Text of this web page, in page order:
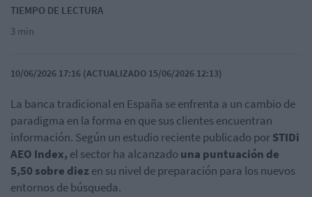
TIEMPO DE LECTURA
3 min
10/06/2026 17:16 (ACTUALIZADO 15/06/2026 12:13)
La banca tradicional en España se enfrenta a un cambio de
paradigma en la forma en que sus clientes encuentran
información. Según un estudio reciente publicado porSTIDi
AEO Index, el sector ha alcanzado una puntuación de
5,50 sobre diez en su nivel de preparación para los nuevos
entornos de búsqueda.